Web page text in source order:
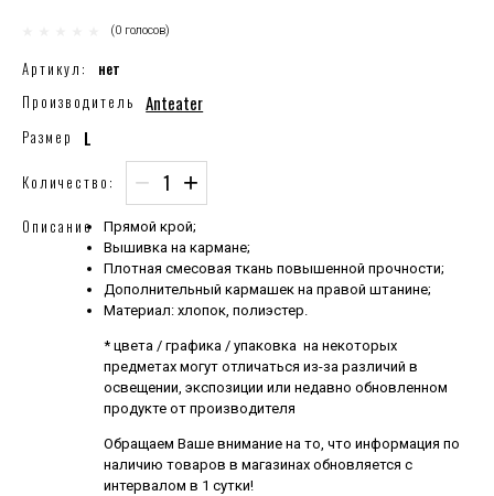
(0 голосов)
Артикул:
нет
Производитель
Anteater
Размер L
Количество: − +
Описание
Прямой крой;
Вышивка на кармане;
Плотная смесовая ткань повышенной прочности;
Дополнительный кармашек на правой штанине;
Материал: хлопок, полиэстер.
* цвета / графика / упаковка на некоторых
предметах могут отличаться из-за различий в
освещении, экспозиции или недавно обновленном
продукте от производителя
Обращаем Ваше внимание на то, что информация по
наличию товаров в магазинах обновляется с
интервалом в 1 сутки!